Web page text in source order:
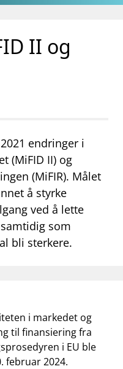
II og
endringer i
(MiFID II) og
(MiFIR). Målet
å styrke
ved å lette
som
bli sterkere.
i markedet og
til finansiering fra
i EU ble
februar 2024.